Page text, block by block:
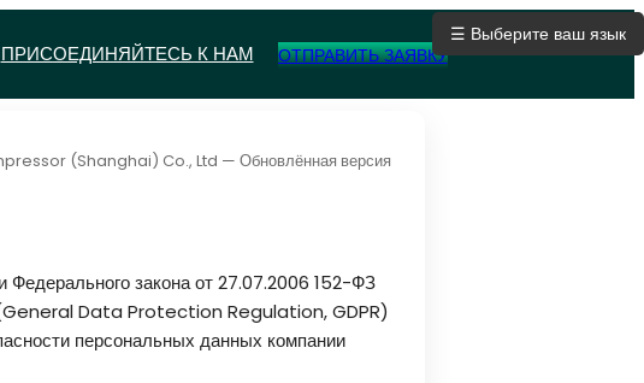
ПРИСОЕДИНЯЙТЕСЬ К НАМ ОТПРАВИТЬ ЗАЯВКУ
☰ Выберите ваш язык
(Shanghai) Co., Ltd — Обновлённая версия
Федерального закона от 27.07.2006 152-ФЗ
(General Data Protection Regulation, GDPR)
персональных данных компании